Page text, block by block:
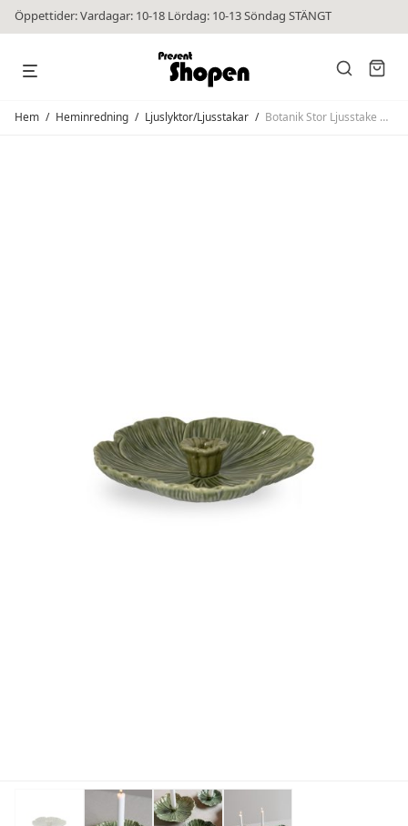
Öppettider: Vardagar: 10-18 Lördag: 10-13 Söndag STÄNGT
Hem / Heminredning / Ljuslyktor/Ljusstakar / Botanik Stor Ljusstake Mörkgrön